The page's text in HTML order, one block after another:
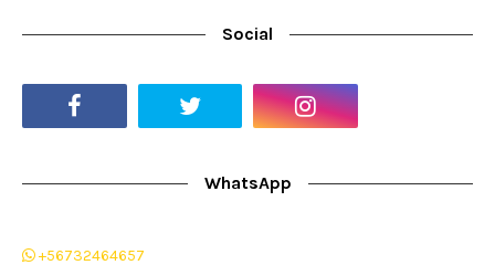
Social
WhatsApp
+56732464657